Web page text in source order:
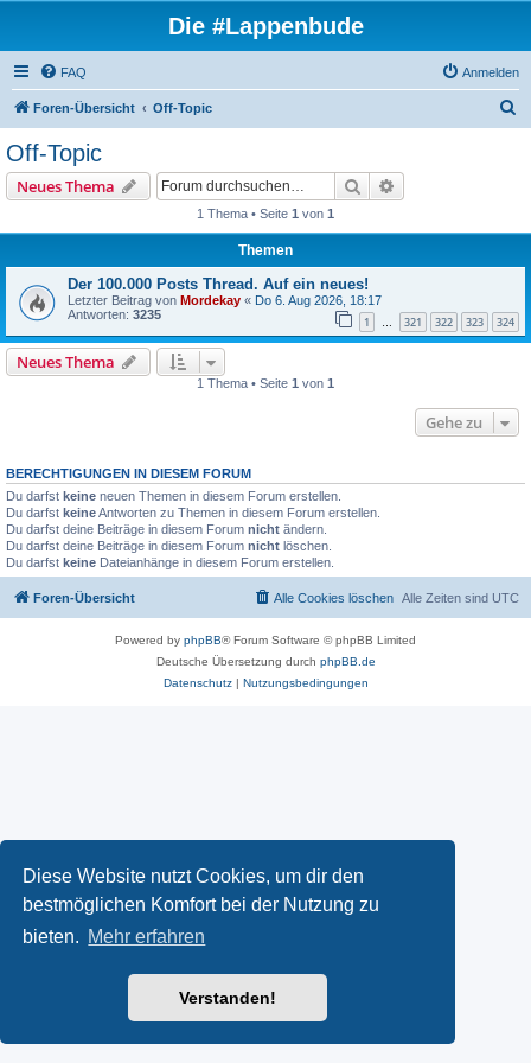
Diese Website nutzt Cookies, um dir den
bestmöglichen Komfort bei der Nutzung zu
bieten. Mehr erfahren
Verstanden!
Die #Lappenbude
FAQ Anmelden
Foren-Übersicht Off-Topic
Off-Topic
Neues Thema Suche
1 Thema • Seite 1 von 1
Themen
Der 100.000 Posts Thread. Auf ein neues!
Letzter Beitrag von Mordekay « Do 6. Aug 2026, 18:17
Antworten: 3235 1 … 321 322 323 324
Neues Thema
1 Thema • Seite 1 von 1
Gehe zu
BERECHTIGUNGEN IN DIESEM FORUM
Du darfst keine neuen Themen in diesem Forum erstellen.
Du darfst keineAntworten zu Themen in diesem Forum erstellen.
Du darfst deine Beiträge in diesem Forum nicht ändern.
Du darfst deine Beiträge in diesem Forum nicht löschen.
Du darfst keine Dateianhänge in diesem Forum erstellen.
Foren-Übersicht Alle Zeiten sind UTC
Alle Cookies löschen
Powered by phpBB® Forum Software © phpBB Limited
Deutsche Übersetzung durch phpBB.de
Datenschutz| Nutzungsbedingungen